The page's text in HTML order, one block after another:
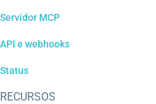
Servidor MCP
API e webhooks
Status
RECURSOS